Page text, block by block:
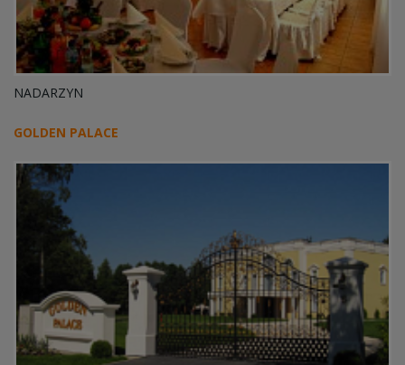
NADARZYN
GOLDEN PALACE